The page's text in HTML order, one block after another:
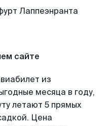
сайте
из
месяца в году,
летают 5 прямых
Цена